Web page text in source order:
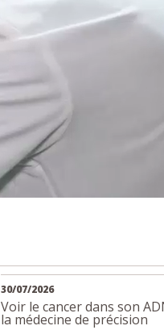
30/07/2026
Voir le cancer dans son
la médecine de précision